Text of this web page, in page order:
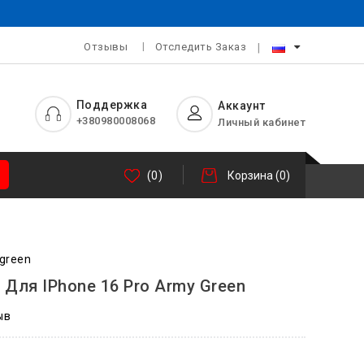
Отзывы Отследить Заказ
Аккаунт
Личный кабинет
Поддержка
+380980008068
(0) Корзина(0)
IPhone 16 Pro Army Green